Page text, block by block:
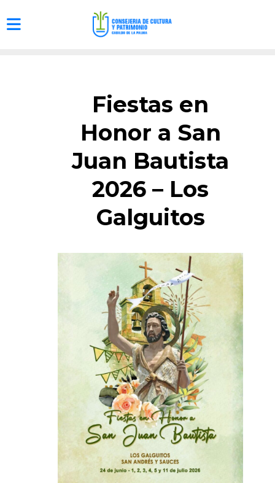
Fiestas en
Honor a San
Juan Bautista
2026 – Los
Galguitos